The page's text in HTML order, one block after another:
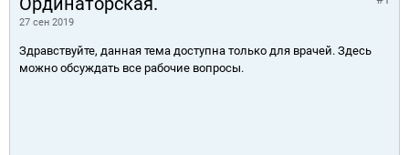
27 сен 2019
Здравствуйте, данная тема доступна только для врачей. Здесь
можно обсуждать все рабочие вопросы.